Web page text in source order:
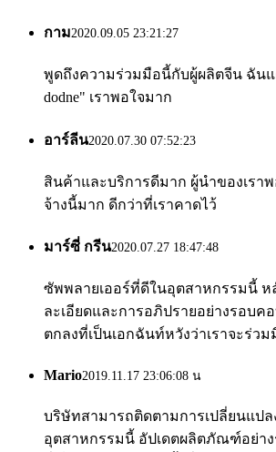
กาม2020.09.05 23:21:27
พูดถึงความร่วมมือนี้กับผู้ผลิตจีน ฉัน
dodne" เราพอใจมาก
อาร์ลีน2020.07.30 07:52:23
สินค้าและบริการดีมาก ผู้นำของเรา
จ้างนี้มาก ดีกว่าที่เราคาดไว้
มาร์ซี่ กรีน2020.07.27 18:47:48
ซัพพลายเออร์ที่ดีในอุตสาหกรรมนี้ ห
ละเอียดและการอภิปรายอย่างรอบค
ตกลงที่เป็นเอกฉันท์หวังว่าเราจะร่ว
Mario2019.11.17 23:06:08 น
บริษัทสามารถติดตามการเปลี่ยนแปล
อุตสาหกรรมนี้ อัปเดตผลิตภัณฑ์อย่าง